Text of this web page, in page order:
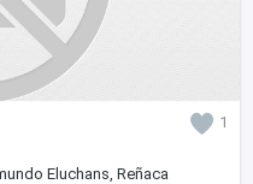
1
Eluchans, Reñaca